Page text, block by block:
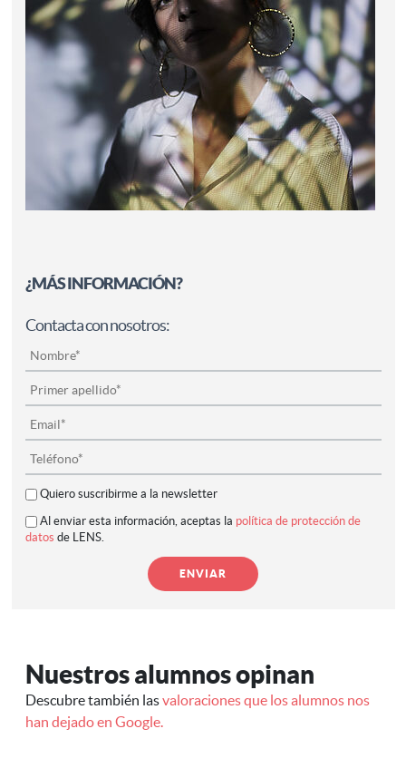
¿MÁS INFORMACIÓN?
Contacta con nosotros:
Quiero suscribirme a la newsletter
Al enviar esta información, aceptas la política de protección de
datos de LENS.
Nuestros alumnos opinan
Descubre también lasvaloraciones que los alumnos nos
han dejado en Google.